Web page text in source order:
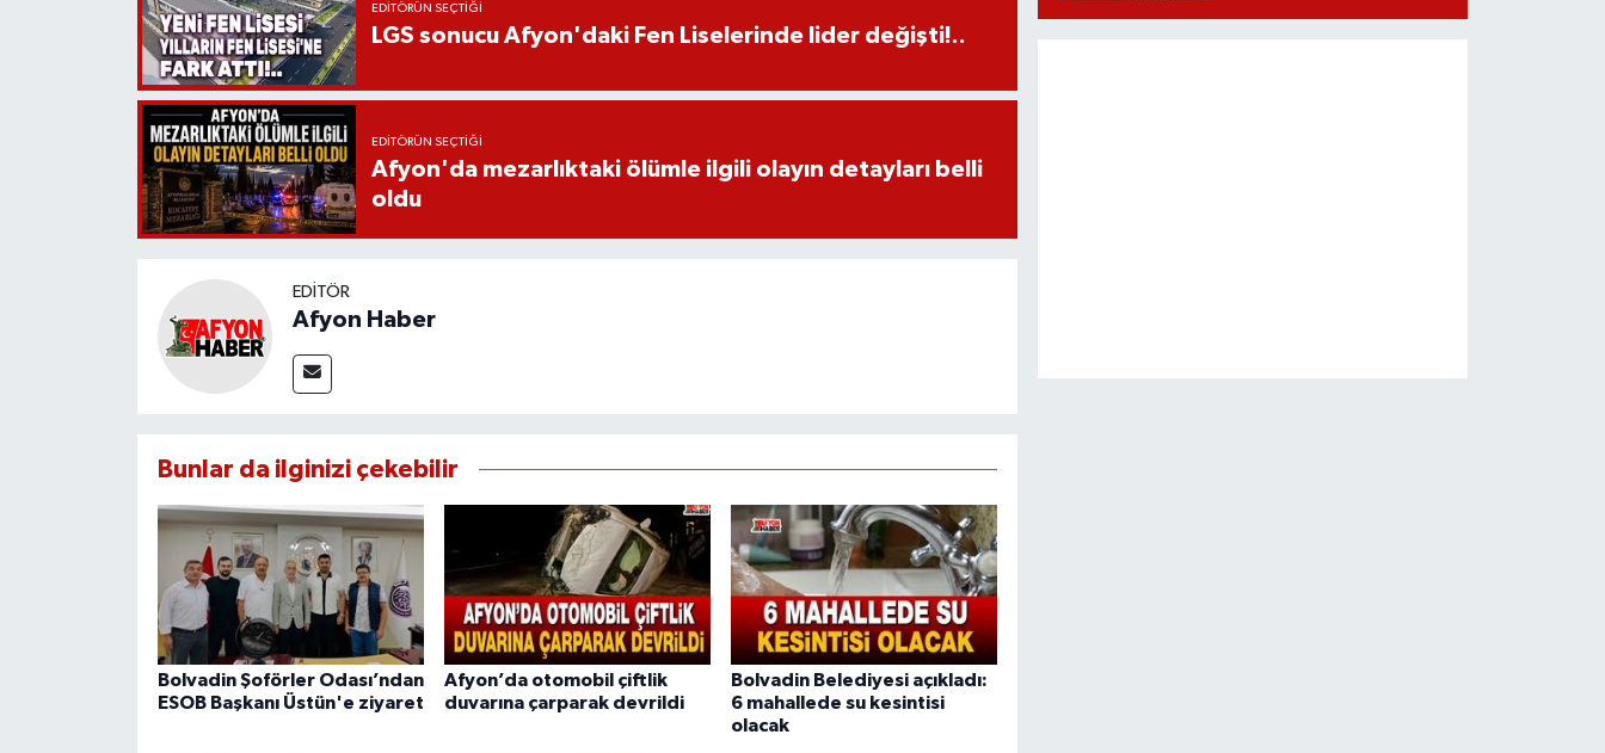
EDITÖRÜN SEÇTIĞI
LGS sonucu Afyon'daki Fen Liselerinde lider değişti!..
EDITÖRÜN SEÇTIĞI
Afyon'da mezarlıktaki ölümle ilgili olayın detayları belli
oldu
EDITÖR
Afyon Haber
Bunlar da ilginizi çekebilir
Bolvadin Şoförler Odası’ndan
ESOB Başkanı Üstün'e ziyaret
Afyon’da otomobil çiftlik
duvarına çarparak devrildi
Bolvadin Belediyesi açıkladı:
6 mahallede su kesintisi
olacak